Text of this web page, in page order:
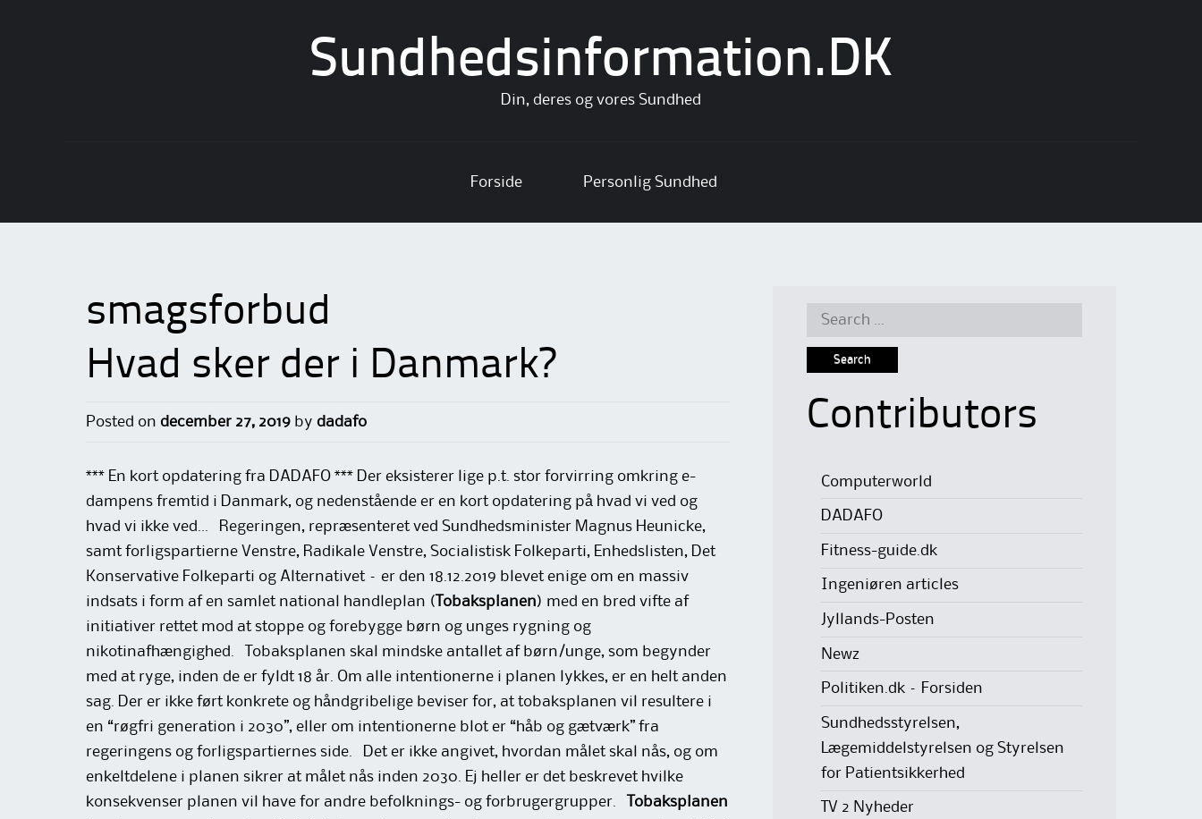
Sundhedsinformation.DK
Din, deres og vores Sundhed
content
Forside Personlig Sundhed
smagsforbud
Hvad sker der i Danmark?
Posted on december 27, 2019 by dadafo
*** En kort opdatering fra DADAFO *** Der eksisterer lige p.t. stor forvirring omkring e-
dampens fremtid i Danmark, og nedenstående er en kort opdatering på hvad vi ved og
hvad vi ikke ved… Regeringen, repræsenteret ved Sundhedsminister Magnus Heunicke,
samt forligspartierne Venstre, Radikale Venstre, Socialistisk Folkeparti, Enhedslisten, Det
Konservative Folkeparti og Alternativet – er den 18.12.2019 blevet enige om en massiv
indsats i form af en samlet national handleplan ( Tobaksplanen) med en bred vifte af
initiativer rettet mod at stoppe og forebygge børn og unges rygning og
nikotinafhængighed. Tobaksplanen skal mindske antallet af børn/unge, som begynder
med at ryge, inden de er fyldt 18 år. Om alle intentionerne i planen lykkes, er en helt anden
sag. Der er ikke ført konkrete og håndgribelige beviser for, at tobaksplanen vil resultere i
en “røgfri generation i 2030”, eller om intentionerne blot er “håb og gætværk” fra
regeringens og forligspartiernes side. Det er ikke angivet, hvordan målet skal nås, og om
enkeltdelene i planen sikrer at målet nås inden 2030. Ej heller er det beskrevet hvilke
konsekvenser planen vil have for andre befolknings- og forbrugergrupper.
Tobaksplanen
Search
Contributors
Computerworld
DADAFO
Fitness-guide.dk
Ingeniøren articles
Jyllands-Posten
Newz
Politiken.dk – Forsiden
Sundhedsstyrelsen,
Lægemiddelstyrelsen og Styrelsen
for Patientsikkerhed
TV 2 Nyheder